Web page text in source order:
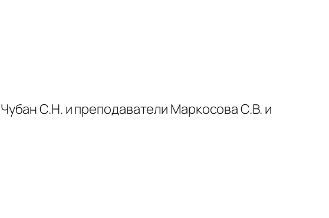
С.Н. и преподаватели Маркосова С.В. и